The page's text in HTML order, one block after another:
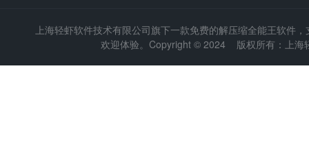
上海轻虾软件技术有限公司旗下一款免费的解压缩全能王软件
欢迎体验。Copyright © 2024 版权所有：上